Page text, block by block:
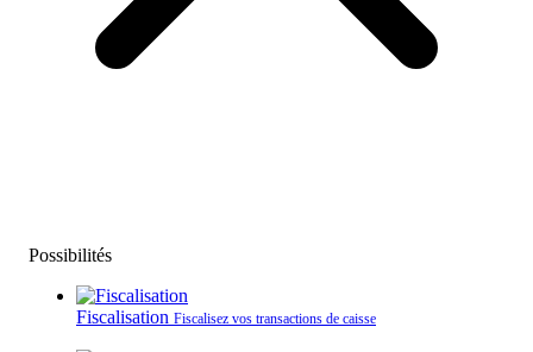
Possibilités
Fiscalisation Fiscalisez vos transactions de caisse